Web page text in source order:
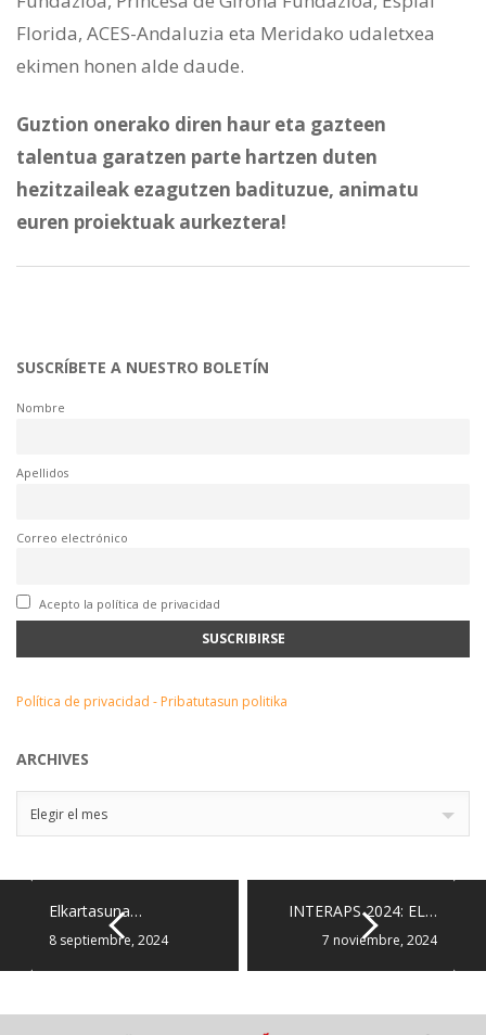
Florida, ACES-Andaluzia eta Meridako udaletxea
ekimen honen alde daude.
Guztion onerako diren haur eta gazteen
talentua garatzen parte hartzen duten
hezitzaileak ezagutzen badituzue, animatu
euren proiektuak aurkeztera!
SUSCRÍBETE A NUESTRO BOLETÍN
Nombre
Apellidos
Correo electrónico
Acepto la política de privacidad
Política de privacidad - Pribatutasun politika
ARCHIVES
Elegir el mes
Elkartasuna…
8 septiembre, 2024
INTERAPS 2024: EL…
7 noviembre, 2024